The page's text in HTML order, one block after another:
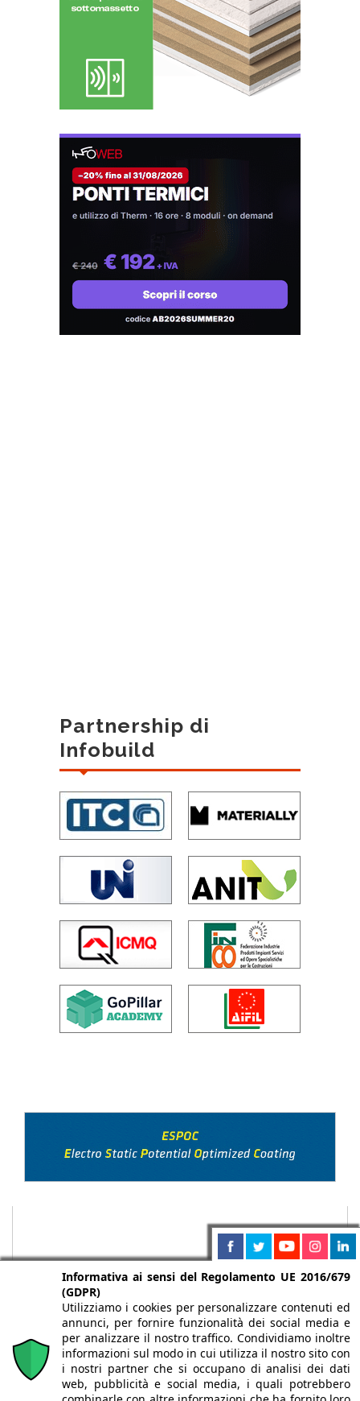
Partnership di
Infobuild
Chi siamo Autori Per la tua pubblicità
Iscriviti alla
Informativa ai sensi del Regolamento UE 2016/679
(GDPR)
Utilizziamo i cookies per personalizzare contenuti ed
annunci, per fornire funzionalità dei social media e
per analizzare il nostro traffico. Condividiamo inoltre
informazioni sul modo in cui utilizza il nostro sito con
i nostri partner che si occupano di analisi dei dati
web, pubblicità e social media, i quali potrebbero